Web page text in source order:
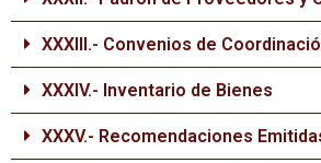
XXXIII.- Convenios de
XXXIV.- Inventario de Bienes
XXXV.- Recomendaciones